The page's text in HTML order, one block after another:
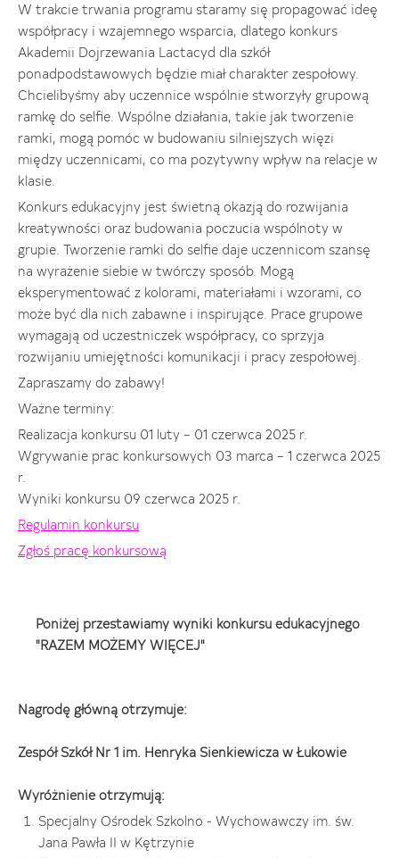
W trakcie trwania programu staramy się propagować ideę
współpracy i wzajemnego wsparcia, dlatego konkurs
Akademii Dojrzewania Lactacyd dla szkół
ponadpodstawowych będzie miał charakter zespołowy.
Chcielibyśmy aby uczennice wspólnie stworzyły grupową
ramkę do selfie. Wspólne działania, takie jak tworzenie
ramki, mogą pomóc w budowaniu silniejszych więzi
między uczennicami, co ma pozytywny wpływ na relacje w
klasie.
Konkurs edukacyjny jest świetną okazją do rozwijania
kreatywności oraz budowania poczucia wspólnoty w
grupie. Tworzenie ramki do selfie daje uczennicom szansę
na wyrażenie siebie w twórczy sposób. Mogą
eksperymentować z kolorami, materiałami i wzorami, co
może być dla nich zabawne i inspirujące. Prace grupowe
wymagają od uczestniczek współpracy, co sprzyja
rozwijaniu umiejętności komunikacji i pracy zespołowej.
Zapraszamy do zabawy!
Ważne terminy:
Realizacja konkursu 01 luty – 01 czerwca 2025 r.
Wgrywanie prac konkursowych 03 marca – 1 czerwca 2025
r.
Wyniki konkursu 09 czerwca 2025 r.
Regulamin konkursu
Zgłoś pracę konkursową
Poniżej przestawiamy wyniki konkursu edukacyjnego
"RAZEM MOŻEMY WIĘCEJ"
Nagrodę główną otrzymuje:
Zespół Szkół Nr 1 im. Henryka Sienkiewicza w Łukowie
Wyróżnienie otrzymują:
Specjalny Ośrodek Szkolno - Wychowawczy im. św.
Jana Pawła II w Kętrzynie